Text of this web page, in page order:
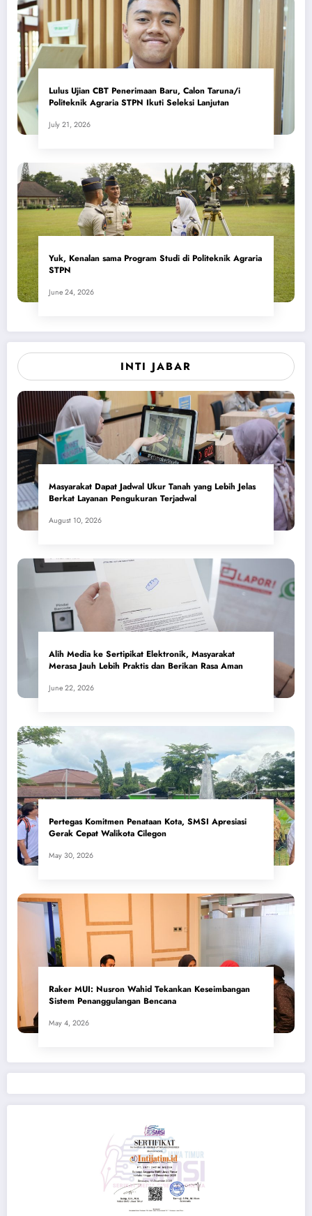
Lulus Ujian CBT Penerimaan Baru, Calon Taruna/i
Politeknik Agraria STPN Ikuti Seleksi Lanjutan
July 21, 2026
Yuk, Kenalan sama Program Studi di Politeknik Agraria
STPN
June 24, 2026
INTI JABAR
Masyarakat Dapat Jadwal Ukur Tanah yang Lebih Jelas
Berkat Layanan Pengukuran Terjadwal
August 10, 2026
Alih Media ke Sertipikat Elektronik, Masyarakat
Merasa Jauh Lebih Praktis dan Berikan Rasa Aman
June 22, 2026
Pertegas Komitmen Penataan Kota, SMSI Apresiasi
Gerak Cepat Walikota Cilegon
May 30, 2026
​Raker MUI: Nusron Wahid Tekankan Keseimbangan
Sistem Penanggulangan Bencana
May 4, 2026